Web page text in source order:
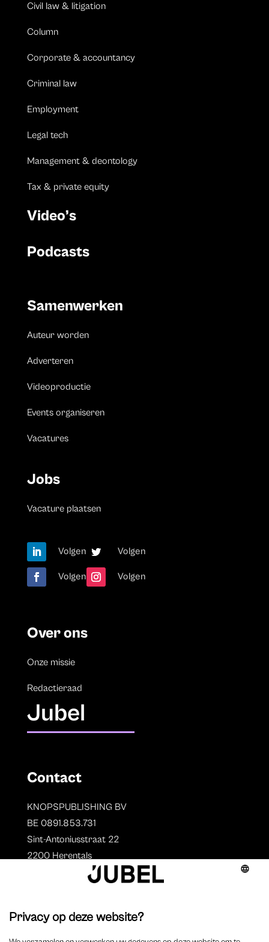
Civil law & litigation
Column
Corporate & accountancy
Criminal law
Employment
Legal tech
Management & deontology
Tax & private equity
Video’s
Podcasts
Samenwerken
Auteur worden
Adverteren
Videoproductie
Events organiseren
Vacatures
Jobs
Vacature plaatsen
Volgen Volgen
Volgen Volgen
Over ons
Onze missie
Redactieraad
Jubel
Contact
KNOPSPUBLISHING BV
BE 0891.853.731
Sint-Antoniusstraat 22
2200 Herentals
Auteurs